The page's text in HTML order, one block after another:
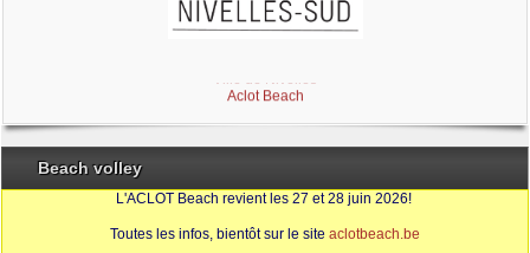
Aclot Beach
Beach volley
L'ACLOT Beach revient les 27 et 28 juin 2026!
Toutes les infos, bientôt sur le site aclotbeach.be